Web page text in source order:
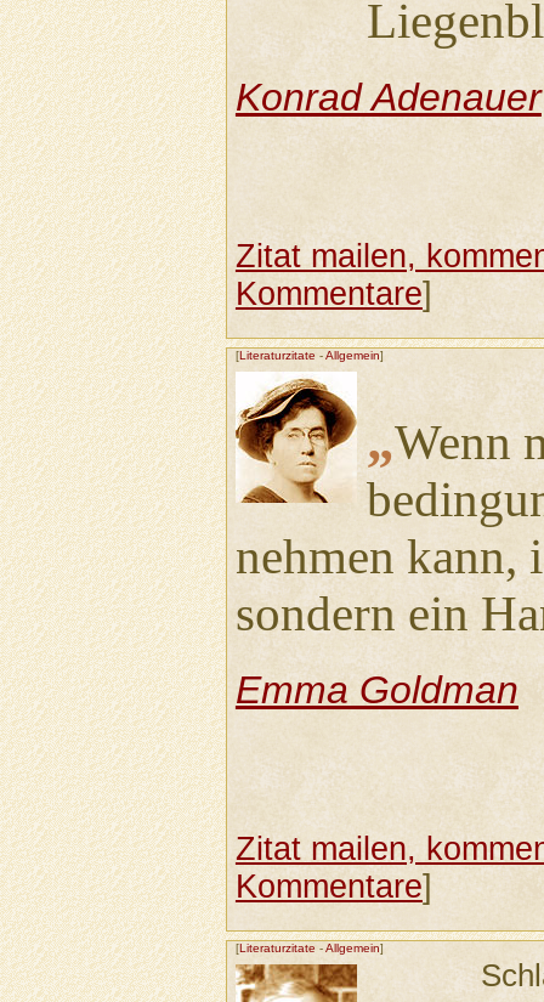
Konrad Adenauer
Zitat mailen,
Kommentare]
[Literaturzitate -Allgemein]
„Wenn
nehmen kann,
sondern ein
Emma Goldman
Zitat mailen,
Kommentare]
[Literaturzitate -Allgemein]